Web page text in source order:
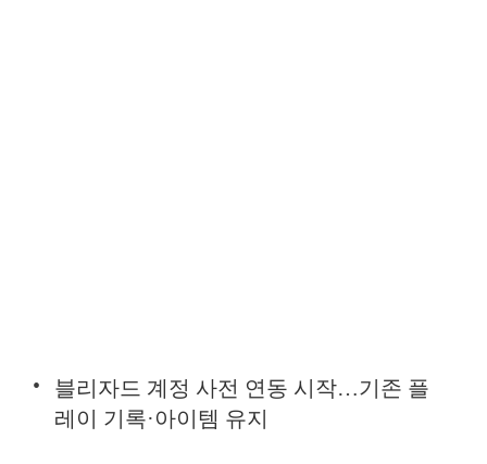
블리자드 계정 사전 연동 시작…기존 플
레이 기록·아이템 유지